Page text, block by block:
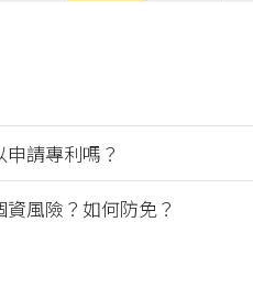
請專利嗎？
風險？如何防免？